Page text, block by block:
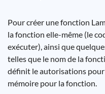
Pour créer une fonction
la fonction elle-même (le
exécuter), ainsi que
telles que le nom de la
définit le autorisations
mémoire pour la fonction.